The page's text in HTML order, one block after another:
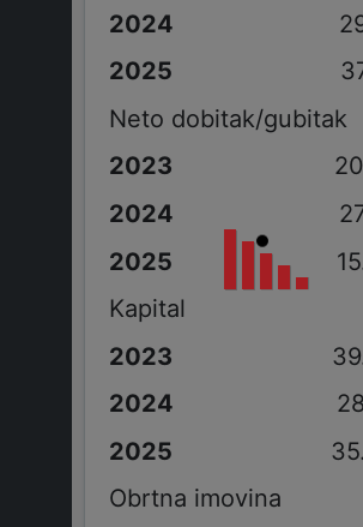
Neto dobitak/gubitak
Kapital
Obrtna imovina